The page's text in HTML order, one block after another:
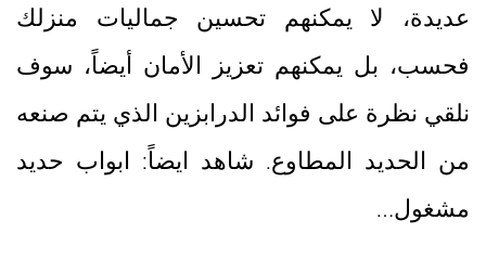
عديدة، لا يمكنهم تحسين جماليات منزلك
فحسب، بل يمكنهم تعزيز الأمان أيضاً، سوف
نلقي نظرة على فوائد الدرابزين الذي يتم صنعه
من الحديد المطاوع. شاهد ايضاً: ابواب حديد
مشغول…